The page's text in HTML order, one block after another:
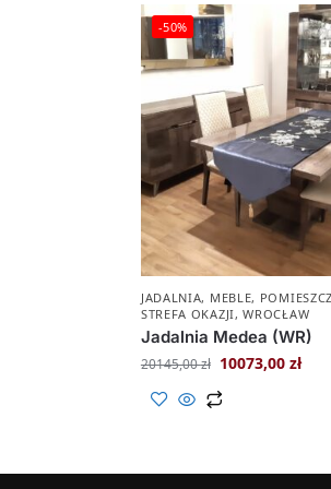
-50%
JADALNIA, MEBLE,
STREFA OKAZJI,WROCŁAW
Jadalnia Medea (WR)
20145,00zł 10073,00 zł